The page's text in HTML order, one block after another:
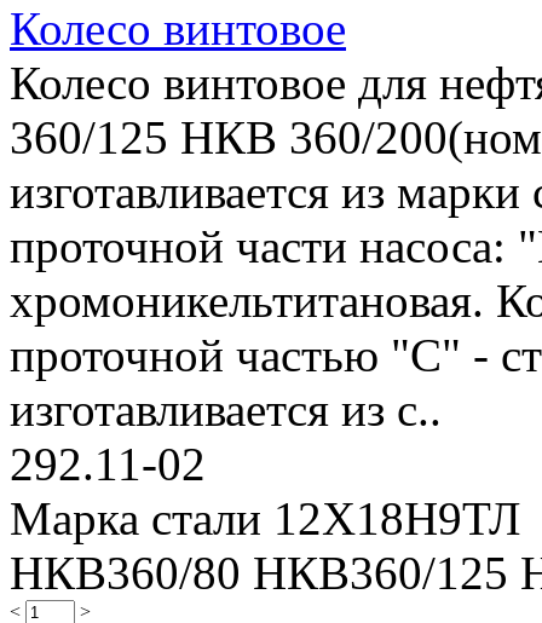
Колесо винтовое
Колесо винтовое для
360/125 НКВ 360/
изготавливается из
проточной части насоса:
хромоникельтитановая.
проточной частью "С" -
изготавливается из с..
292.11-02
Марка стали 12Х18Н9ТЛ
НКВ360/80 НКВ360/125
< >